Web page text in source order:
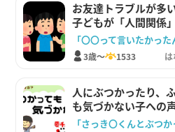
お友達トラブルが多
子どもが「人間関係
の手伝い方
「〇〇って言いたかった
3歳～ 1533
人にぶつかったり、
も気づかない子への